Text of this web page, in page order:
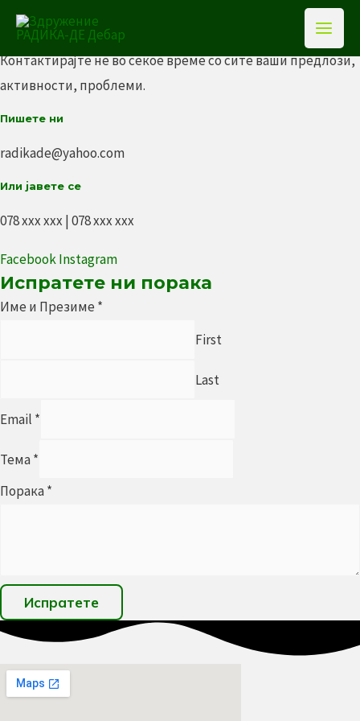
Skip
content
Контакт
Контактирајте не во секое време со сите ваши предлози,
активности, проблеми.
Пишете ни
radikade@yahoo.com
Или јавете се
078 ххх ххх | 078 ххх ххх
FacebookInstagram
Испратете ни порака
Име и Презиме *
First
Last
Email *
Тема*
Порака*
Испратете